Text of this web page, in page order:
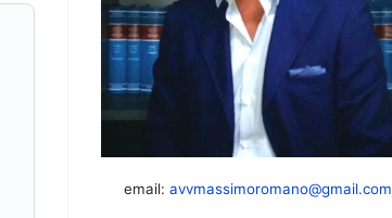
email: avvmassimoromano@gmail.com